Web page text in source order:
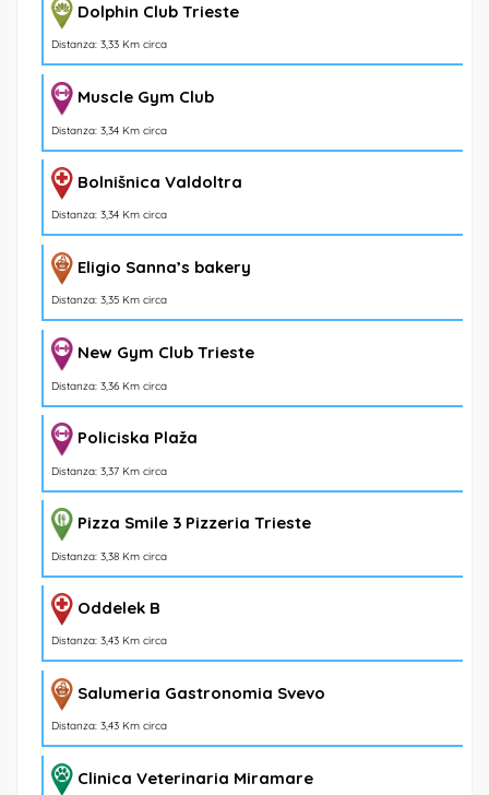
Dolphin Club Trieste
Distanza: 3,33 Km circa
Muscle Gym Club
Distanza: 3,34 Km circa
Bolnišnica Valdoltra
Distanza: 3,34 Km circa
Eligio Sanna’s bakery
Distanza: 3,35 Km circa
New Gym Club Trieste
Distanza: 3,36 Km circa
Policiska Plaža
Distanza: 3,37 Km circa
Pizza Smile 3 Pizzeria Trieste
Distanza: 3,38 Km circa
Oddelek B
Distanza: 3,43 Km circa
Salumeria Gastronomia Svevo
Distanza: 3,43 Km circa
Clinica Veterinaria Miramare